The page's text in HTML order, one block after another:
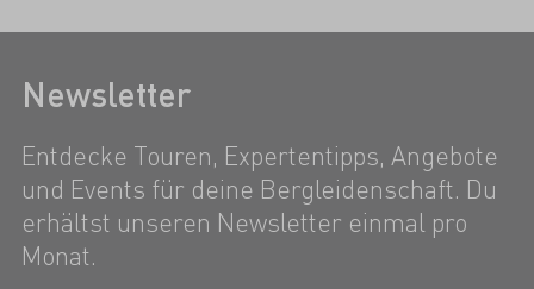
Newsletter
Entdecke Touren, Expertentipps, Angebote
und Events für deine Bergleidenschaft. Du
erhältst unseren Newsletter einmal pro
Monat.